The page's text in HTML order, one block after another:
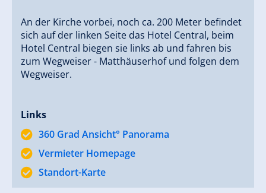
An der Kirche vorbei, noch ca. 200 Meter befindet
sich auf der linken Seite das Hotel Central, beim
Hotel Central biegen sie links ab und fahren bis
zum Wegweiser - Matthäuserhof und folgen dem
Wegweiser.
Links
360 Grad Ansicht° Panorama
Vermieter Homepage
Standort-Karte